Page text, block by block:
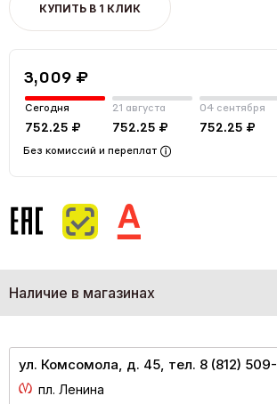
КУПИТЬ В 1 КЛИК
3,009 ₽
Сегодня
752.25 ₽
21 августа
752.25 ₽
04 сентября
752.25 ₽
Без комиссий и переплат
Наличие в магазинах
ул. Комсомола, д. 45, тел. 8 (812)
пл. Ленина